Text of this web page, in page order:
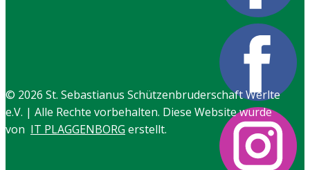
© 2026 ​St. Sebastianus Schützenbruderschaft Werlte
e.V. | Alle Rechte vorbehalten. Di​ese Website wurde
von IT PLAGGENBORG erstellt.